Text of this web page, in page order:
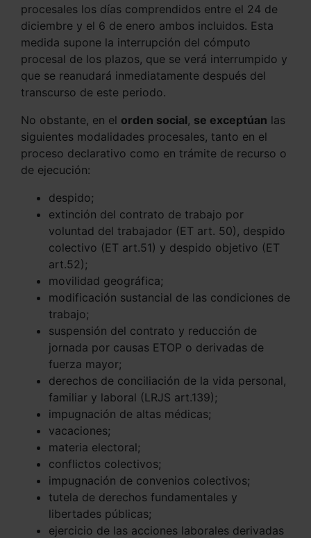
procesales los días comprendidos entre el 24 de
diciembre y el 6 de enero ambos incluidos. Esta
medida supone la interrupción del cómputo
procesal de los plazos, que se verá interrumpido y
que se reanudará inmediatamente después del
transcurso de este periodo.
No obstante, en el orden social, se exceptúan las
siguientes modalidades procesales, tanto en el
proceso declarativo como en trámite de recurso o
de ejecución:
despido;
extinción del contrato de trabajo por
voluntad del trabajador (ET art. 50), despido
colectivo (ET art.51) y despido objetivo (ET
art.52);
movilidad geográfica;
modificación sustancial de las condiciones de
trabajo;
suspensión del contrato y reducción de
jornada por causas ETOP o derivadas de
fuerza mayor;
derechos de conciliación de la vida personal,
familiar y laboral (LRJS art.139);
impugnación de altas médicas;
vacaciones;
materia electoral;
conflictos colectivos;
impugnación de convenios colectivos;
tutela de derechos fundamentales y
libertades públicas;
ejercicio de las acciones laborales derivadas